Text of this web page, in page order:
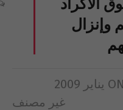
الأكراد
وإنزال
ON
غير مصنف